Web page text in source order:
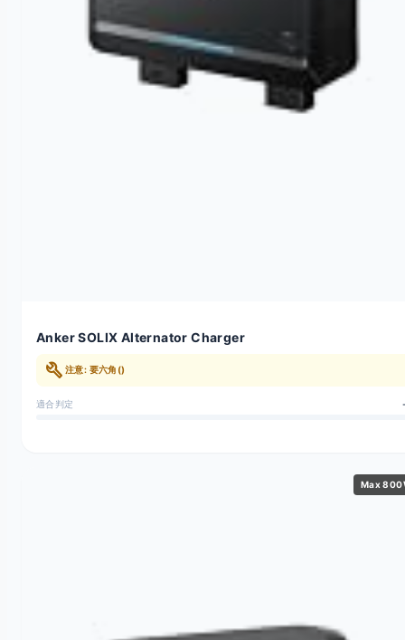
Anker SOLIX Alternator Charger
build 注意: 要六角()
適合判定
Max